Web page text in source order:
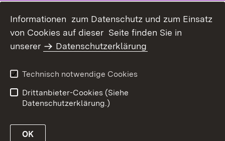
Informationen zum Datenschutz und zum Einsatz
von Cookies auf dieser Seite finden Sie in
unserer
Datenschutzerklärung
Technisch notwendige Cookies
Drittanbieter-Cookies (Siehe
Datenschutzerklärung.)
OK